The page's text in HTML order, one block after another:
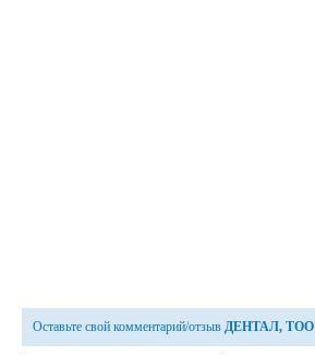
Оставьте свой комментарий/отзыв ДЕНТАЛ, ТОО